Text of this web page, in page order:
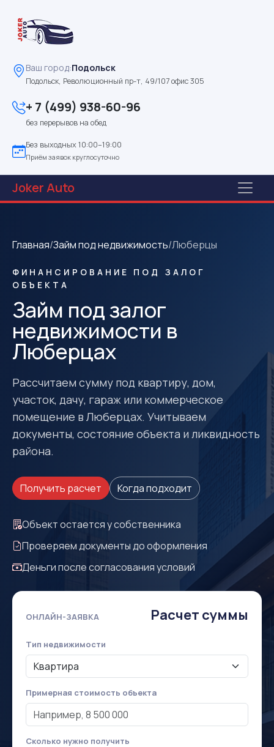
Ваш город:Подольск
Подольск, Революционный пр-т, 49/107 офис 305
+ 7 (499) 938-60-96
без перерывов на обед
Без выходных 10:00–19:00
Приём заявок круглосуточно
JokerAuto
Главная/Займ под недвижимость/Люберцы
ФИНАНСИРОВАНИЕ ПОД ЗАЛОГ
ОБЪЕКТА
Займ под залог
недвижимости в
Люберцах
Рассчитаем сумму под квартиру, дом,
участок, дачу, гараж или коммерческое
помещение в Люберцах. Учитываем
документы, состояние объекта и ликвидность
района.
Получить расчет Когда подходит
Объект остается у собственника
Проверяем документы до оформления
Деньги после согласования условий
ОНЛАЙН-ЗАЯВКА Расчет суммы
Тип недвижимости
Примерная стоимость объекта
Сколько нужно получить